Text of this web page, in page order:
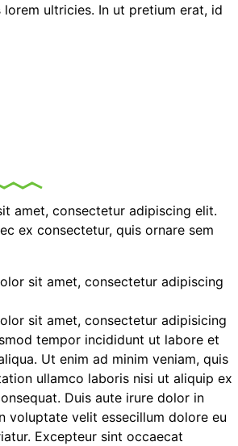
lorem ultricies. In ut pretium erat, id
amet, consectetur adipiscing elit.
ex consectetur, quis ornare sem
sit amet, consectetur adipiscing
sit amet, consectetur adipisicing
tempor incididunt ut labore et
Ut enim ad minim veniam, quis
ullamco laboris nisi ut aliquip ex
Duis aute irure dolor in
voluptate velit essecillum dolore eu
Excepteur sint occaecat